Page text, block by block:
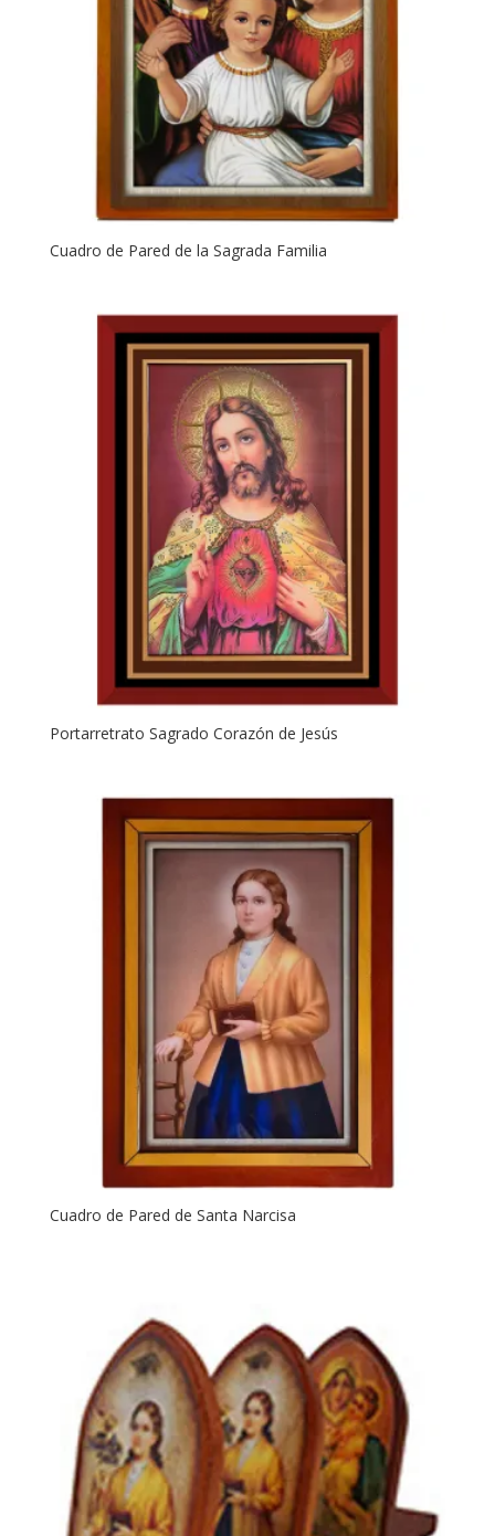
Cuadro de Pared de la Sagrada Familia
Portarretrato Sagrado Corazón de Jesús
Cuadro de Pared de Santa Narcisa